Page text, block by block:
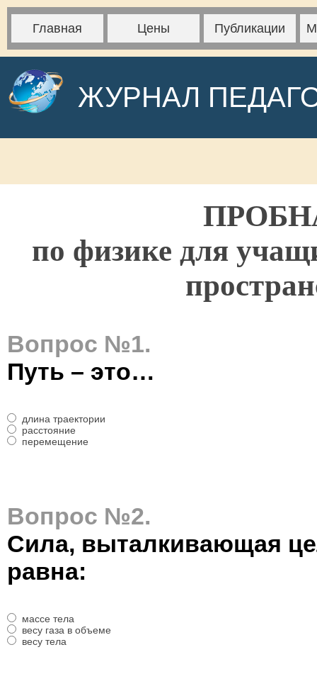
Главная Цены Публикации
ЖУРНАЛ
по физике для
Вопрос №1.
Путь – это…
длина траектории
расстояние
перемещение
Вопрос №2.
Сила, выталкивающая
равна:
массе тела
весу газа в объеме
весу тела